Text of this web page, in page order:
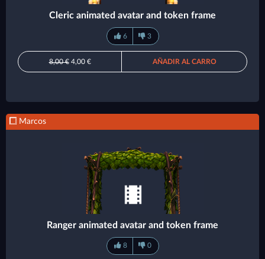
Cleric animated avatar and token frame
6 3
8,00 €4,00 € AÑADIR AL CARRO
Marcos
Ranger animated avatar and token frame
8 0